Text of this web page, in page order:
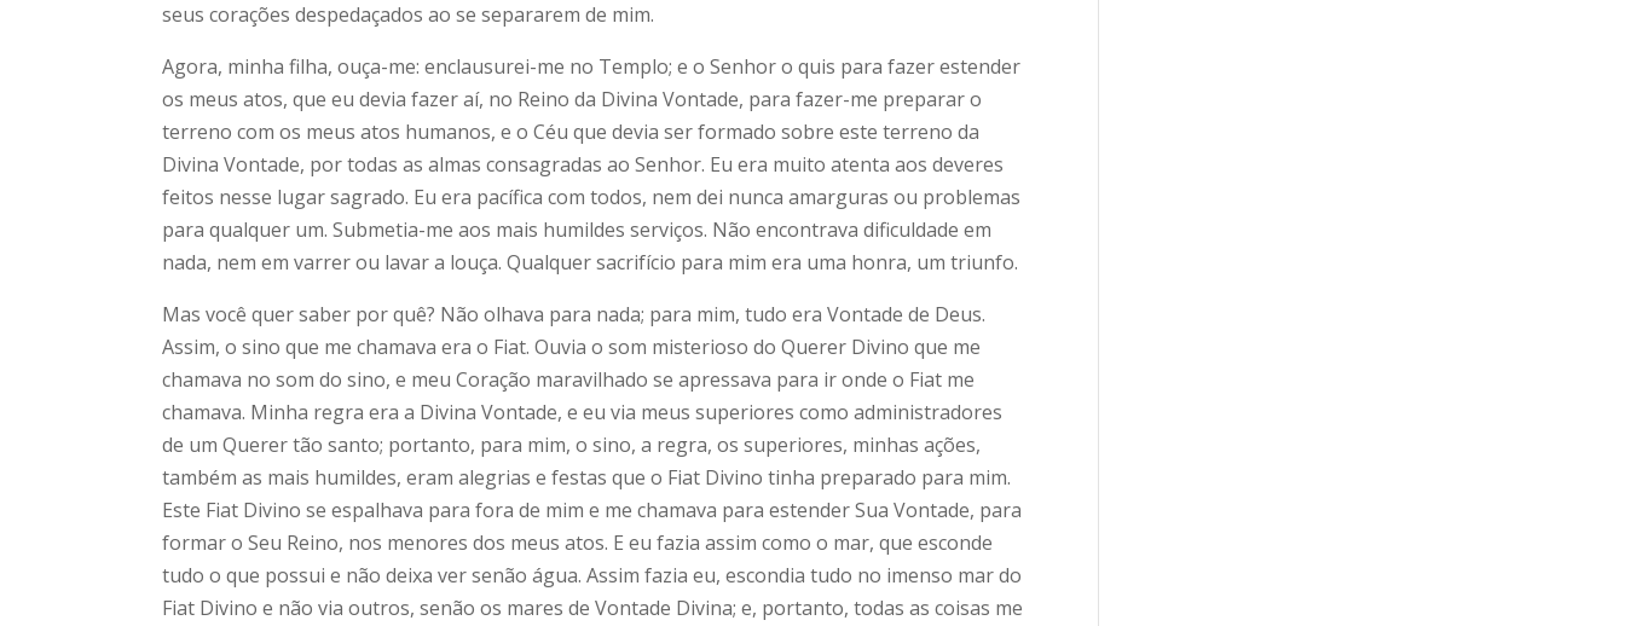
seus corações despedaçados ao se separarem de mim.
Agora, minha filha, ouça-me: enclausurei-me no Templo; e o Senhor o quis para fazer estender
os meus atos, que eu devia fazer aí, no Reino da Divina Vontade, para fazer-me preparar o
terreno com os meus atos humanos, e o Céu que devia ser formado sobre este terreno da
Divina Vontade, por todas as almas consagradas ao Senhor. Eu era muito atenta aos deveres
feitos nesse lugar sagrado. Eu era pacífica com todos, nem dei nunca amarguras ou problemas
para qualquer um. Submetia-me aos mais humildes serviços. Não encontrava dificuldade em
nada, nem em varrer ou lavar a louça. Qualquer sacrifício para mim era uma honra, um triunfo.
Mas você quer saber por quê? Não olhava para nada; para mim, tudo era Vontade de Deus.
Assim, o sino que me chamava era o Fiat. Ouvia o som misterioso do Querer Divino que me
chamava no som do sino, e meu Coração maravilhado se apressava para ir onde o Fiat me
chamava. Minha regra era a Divina Vontade, e eu via meus superiores como administradores
de um Querer tão santo; portanto, para mim, o sino, a regra, os superiores, minhas ações,
também as mais humildes, eram alegrias e festas que o Fiat Divino tinha preparado para mim.
Este Fiat Divino se espalhava para fora de mim e me chamava para estender Sua Vontade, para
formar o Seu Reino, nos menores dos meus atos. E eu fazia assim como o mar, que esconde
tudo o que possui e não deixa ver senão água. Assim fazia eu, escondia tudo no imenso mar do
Fiat Divino e não via outros, senão os mares de Vontade Divina; e, portanto, todas as coisas me